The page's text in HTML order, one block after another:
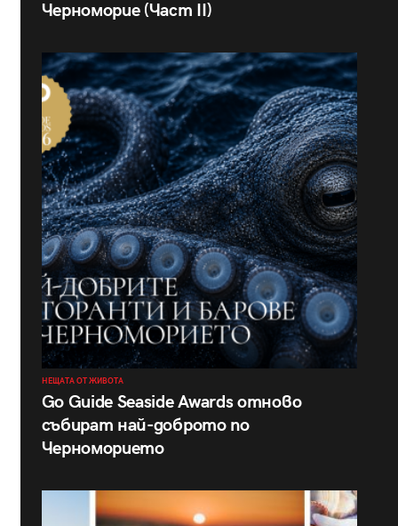
Черноморие (Част II)
НЕЩАТА ОТ ЖИВОТА
Go Guide Seaside Awards отново
събират най-доброто по
Черноморието